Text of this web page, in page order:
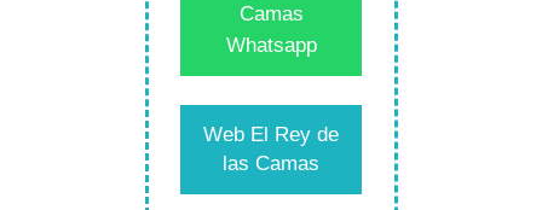
Whatsapp
Web El Rey de
las Camas